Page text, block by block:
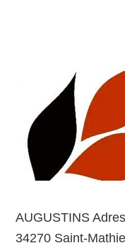
AUGUSTINS
34270 Saint-